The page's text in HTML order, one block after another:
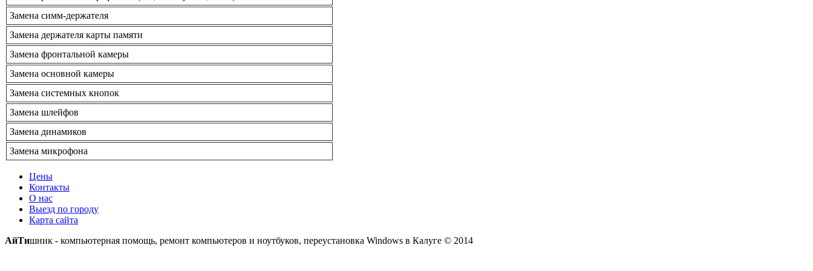
Замена симм-держателя
Замена держателя карты памяти
Замена фронтальной камеры
Замена основной камеры
Замена системных кнопок
Замена шлейфов
Замена динамиков
Замена микрофона
Цены
Контакты
О нас
Выезд по городу
Карта сайта
АйТишник - компьютерная помощь, ремонт компьютеров и ноутбуков, переустановка Windows в Калуге © 2014